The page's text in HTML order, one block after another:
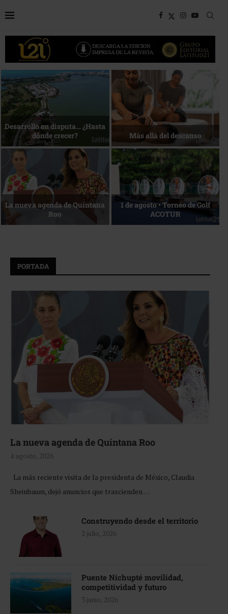
Bottega, un viaje servido a la
mesa
Energía que Impulsa la
competitividad
Reconocimiento de viajeros La esencia del servicio
PORTADA
La nueva agenda de Quintana Roo
4 agosto, 2026
La más reciente visita de la presidenta de México, Claudia
Sheinbaum, dejó anuncios que trascienden …
Construyendo desde el territorio
2 julio, 2026
Puente Nichupté movilidad,
competitividad y futuro
3 junio, 2026